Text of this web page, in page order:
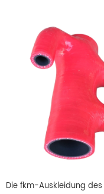
Die fkm-Auskleidung